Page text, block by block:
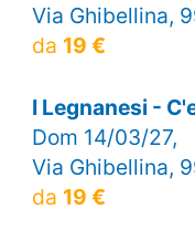
Via Ghibellina,
da 19 €
I Legnanesi -
Dom 14/03/27,
Via Ghibellina,
da 19 €